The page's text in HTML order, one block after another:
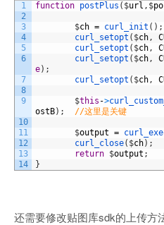
1
2
3
4
5
6
7
8
9
10
11
12
13
14
function postPlus ( $url , $
$ch = curl_init ( ) ;
curl_setopt ( $ch,
curl_setopt ( $ch,
curl_setopt ( $ch,
e) ;
curl_setopt ( $ch,
$this ->
ostB) ; //这里是关键
$output =
curl_close( $ch) ;
return $output ;
}
还需要修改贴图库sdk的上传方